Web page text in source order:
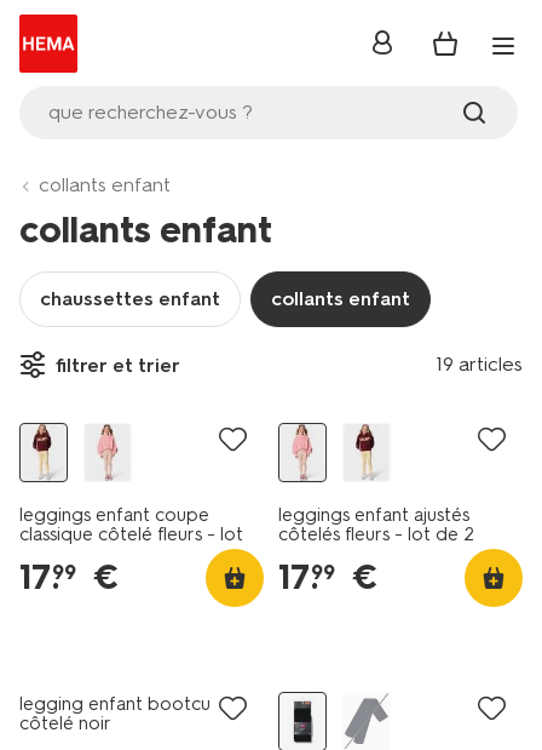
que recherchez-vous ?
se
collants enfant
collants enfant
chaussettes enfant collants enfant
filtrer et trier 19 articles
nouveau
leggings enfant coupe
classique côtelé fleurs - lot
17.
99 €
leggings enfant ajustés
côtelés fleurs - lot de 2
17.
99 €
legging enfant bootcut
côtelé noir